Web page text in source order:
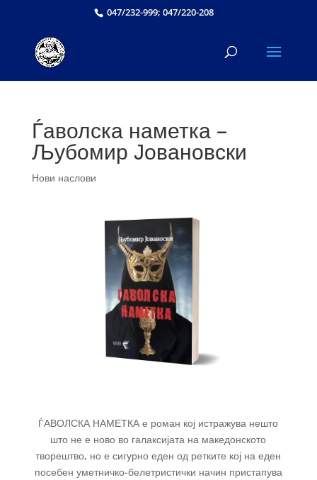
047/232-999; 047/220-208
Ѓаволска наметка –
Љубомир Јовановски
Нови наслови
ЃАВОЛСКА НАМЕТКА е роман кој истражува нешто
што не е ново во галаксијата на македонското
творештво, но е сигурно еден од ретките кој на еден
посебен уметничко-белетристички начин пристапува